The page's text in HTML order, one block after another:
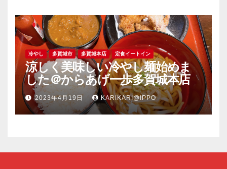
冷やし 多賀城市 多賀城本店 定食イートイン
涼しく美味しい冷やし麺始めま
した＠からあげ一歩多賀城本店
2023年4月19日 KARIKARI@IPPO